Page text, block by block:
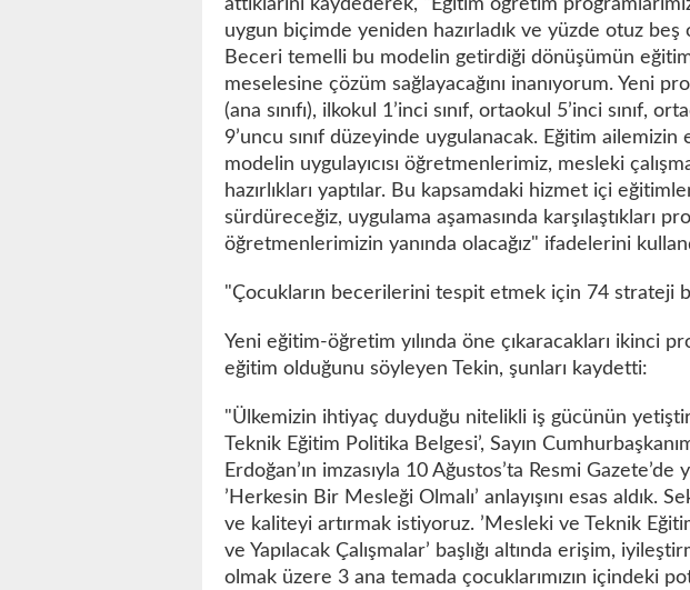
attıklarını kaydederek, "Eğitim öğretim
uygun biçimde yeniden hazırladık ve yüzde otuz beş
Beceri temelli bu modelin getirdiği dönüşümün
meselesine çözüm sağlayacağını inanıyorum. Yeni
(ana sınıfı), ilkokul 1’inci sınıf, ortaokul 5’inci sınıf,
9’uncu sınıf düzeyinde uygulanacak. Eğitim
modelin uygulayıcısı öğretmenlerimiz, mesleki
hazırlıkları yaptılar. Bu kapsamdaki hizmet içi
sürdüreceğiz, uygulama aşamasında karşılaştıkları
öğretmenlerimizin yanında olacağız" ifadelerini
"Çocukların becerilerini tespit etmek için 74 strateji
Yeni eğitim-öğretim yılında öne çıkaracakları ikinci
eğitim olduğunu söyleyen Tekin, şunları kaydetti:
"Ülkemizin ihtiyaç duyduğu nitelikli iş gücünün
Teknik Eğitim Politika Belgesi’, Sayın
Erdoğan’ın imzasıyla 10 Ağustos’ta Resmi Gazete’de
’Herkesin Bir Mesleği Olmalı’ anlayışını esas aldık.
ve kaliteyi artırmak istiyoruz. ’Mesleki ve Teknik
ve Yapılacak Çalışmalar’ başlığı altında erişim,
olmak üzere 3 ana temada çocuklarımızın içindeki